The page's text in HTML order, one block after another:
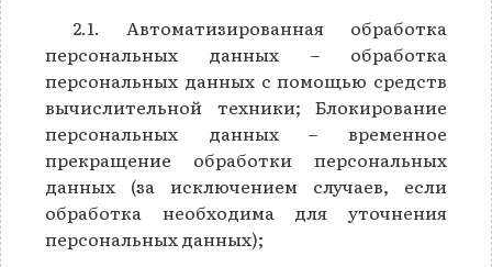
2.1. Автоматизированная обработка
персональных данных – обработка
персональных данных с помощью средств
вычислительной техники; Блокирование
персональных данных – временное
прекращение обработки персональных
данных (за исключением случаев, если
обработка необходима для уточнения
персональных данных);